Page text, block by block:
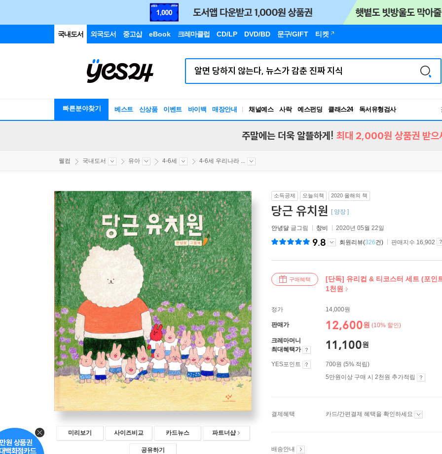
국내도서 외국도서 중고샵 eBook 크레마클럽 CD/LP DVD/BD 문구/GIFT 티켓
빠른분야찾기 베스트 신상품 이벤트 바이백 매장안내 채널예스 사락 예스펀딩 클래스24
RBTI Lab
독서유형검사
주말에는 더욱 알뜰하게! 최대 2,000원 상품권 받으
웰컴 국내도서 유아 4-6세 4-6세 우리나라 ...
미리보기 사이즈비교 카드뉴스 파트너샵
공유하기
소득공제 오늘의책 2020 올해의 책
당근 유치원 [ 양장 ]
안녕달 글그림 창비 2020년 05월 22일
9.8 회원리뷰(326건) 판매지수 16,902
구매혜택
[단독] 유리컵 & 티코스터 세트 (포인
1천원
정가 14,000원
판매가 12,600원 (10% 할인)
크레마머니
최대혜택가
11,100원
YES포인트
700원 (5% 적립)
5만원이상 구매 시 2천원 추가적립
결제혜택 카드/간편결제 혜택을 확인하세요
배송안내